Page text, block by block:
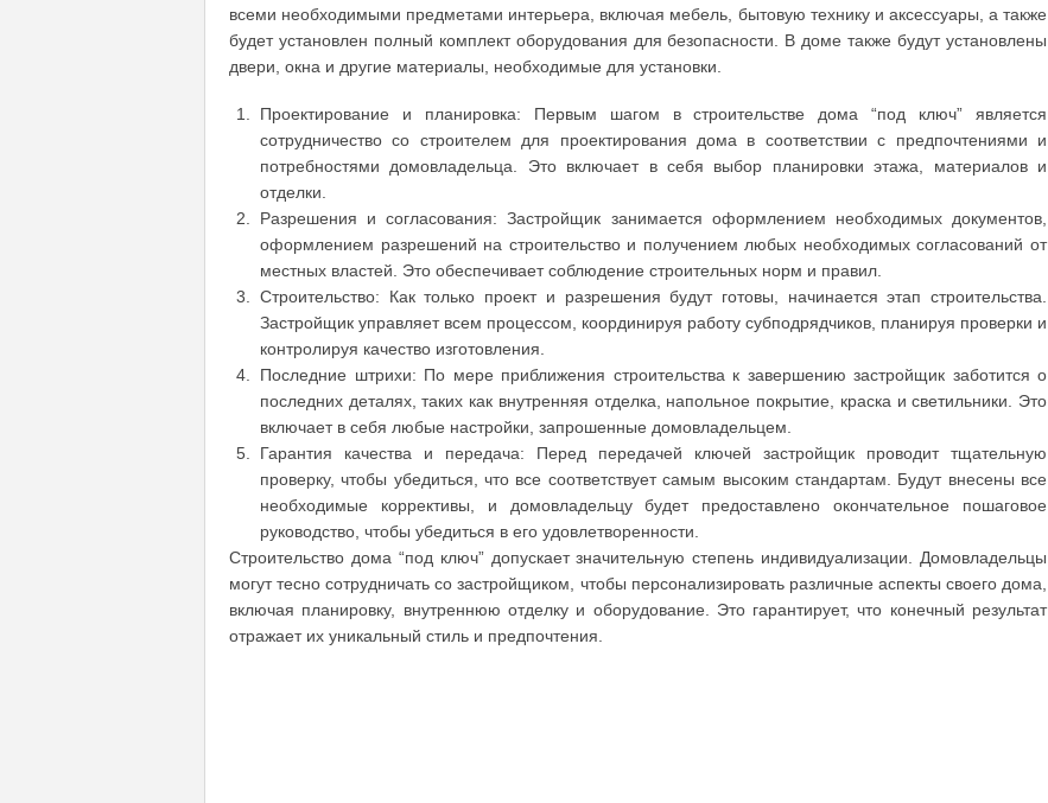
всеми необходимыми предметами интерьера, включая мебель, бытовую технику и аксессуары, а также
будет установлен полный комплект оборудования для безопасности. В доме также будут установлены
двери, окна и другие материалы, необходимые для установки.
Проектирование и планировка: Первым шагом в строительстве дома “под ключ” является
сотрудничество со строителем для проектирования дома в соответствии с предпочтениями и
потребностями домовладельца. Это включает в себя выбор планировки этажа, материалов и
отделки.
Разрешения и согласования: Застройщик занимается оформлением необходимых документов,
оформлением разрешений на строительство и получением любых необходимых согласований от
местных властей. Это обеспечивает соблюдение строительных норм и правил.
Строительство: Как только проект и разрешения будут готовы, начинается этап строительства.
Застройщик управляет всем процессом, координируя работу субподрядчиков, планируя проверки и
контролируя качество изготовления.
Последние штрихи: По мере приближения строительства к завершению застройщик заботится о
последних деталях, таких как внутренняя отделка, напольное покрытие, краска и светильники. Это
включает в себя любые настройки, запрошенные домовладельцем.
Гарантия качества и передача: Перед передачей ключей застройщик проводит тщательную
проверку, чтобы убедиться, что все соответствует самым высоким стандартам. Будут внесены все
необходимые коррективы, и домовладельцу будет предоставлено окончательное пошаговое
руководство, чтобы убедиться в его удовлетворенности.
Строительство дома “под ключ” допускает значительную степень индивидуализации. Домовладельцы
могут тесно сотрудничать со застройщиком, чтобы персонализировать различные аспекты своего дома,
включая планировку, внутреннюю отделку и оборудование. Это гарантирует, что конечный результат
отражает их уникальный стиль и предпочтения.